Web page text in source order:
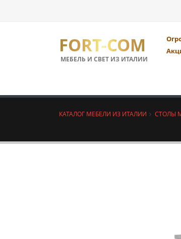
FORT-COM
МЕБЕЛЬ И СВЕТ ИЗ ИТАЛИИ
КАТАЛОГ МЕБЕЛИ ИЗ ИТАЛИИ СТОЛЫ